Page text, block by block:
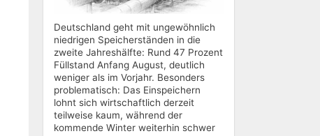
Deutschland geht mit ungewöhnlich
niedrigen Speicherständen in die
zweite Jahreshälfte: Rund 47 Prozent
Füllstand Anfang August, deutlich
weniger als im Vorjahr. Besonders
problematisch: Das Einspeichern
lohnt sich wirtschaftlich derzeit
teilweise kaum, während der
kommende Winter weiterhin schwer